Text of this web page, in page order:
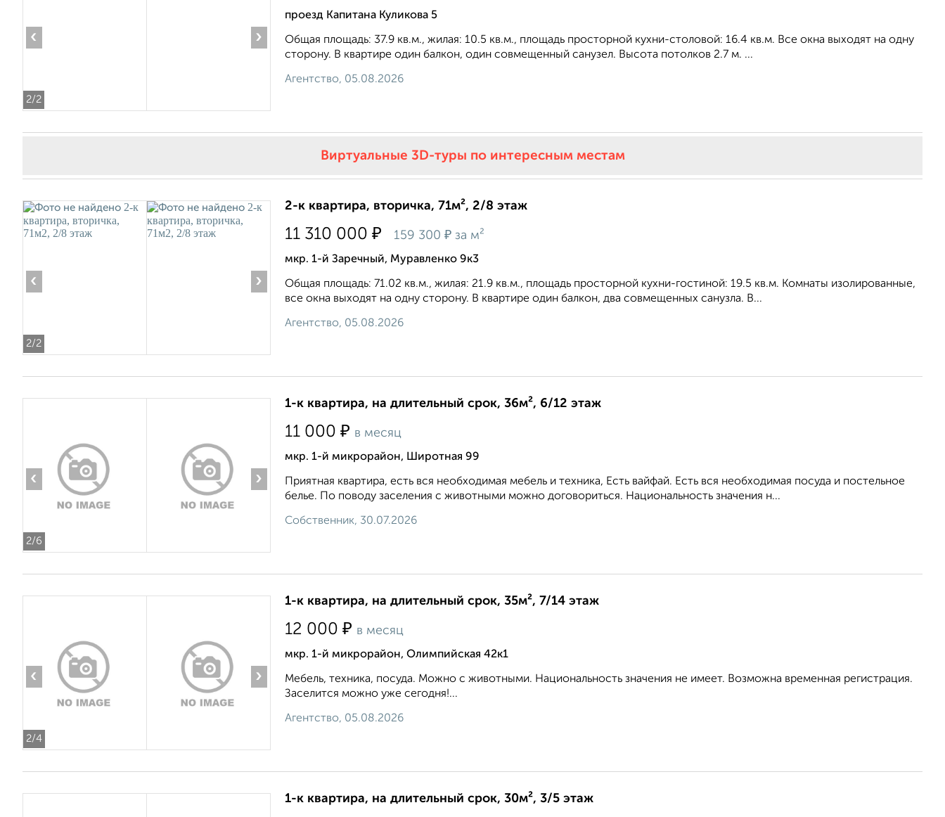
2/2
‹ ›
проезд Капитана Куликова 5
Общая площадь: 37.9 кв.м., жилая: 10.5 кв.м., площадь просторной кухни-столовой: 16.4 кв.м. Все окна выходят на одну
сторону. В квартире один балкон, один совмещенный санузел. Высота потолков 2.7 м. ...
Агентство, 05.08.2026
Виртуальные 3D-туры по интересным местам
2/2
‹ ›
2-к квартира, вторичка, 71м², 2/8 этаж
11 310 000 ₽ 159 300 ₽ за м²
мкр. 1-й Заречный, Муравленко 9к3
Общая площадь: 71.02 кв.м., жилая: 21.9 кв.м., площадь просторной кухни-гостиной: 19.5 кв.м. Комнаты изолированные,
все окна выходят на одну сторону. В квартире один балкон, два совмещенных санузла. В...
Агентство, 05.08.2026
2/6
‹ ›
1-к квартира, на длительный срок, 36м², 6/12 этаж
11 000 ₽ в месяц
мкр. 1-й микрорайон, Широтная 99
Приятная квартира, есть вся необходимая мебель и техника, Есть вайфай. Есть вся необходимая посуда и постельное
белье. По поводу заселения с животными можно договориться. Национальность значения н...
Собственник, 30.07.2026
2/4
‹ ›
1-к квартира, на длительный срок, 35м², 7/14 этаж
12 000 ₽ в месяц
мкр. 1-й микрорайон, Олимпийская 42к1
Мебель, техника, посуда. Можно с животными. Национальность значения не имеет. Возможна временная регистрация.
Заселится можно уже сегодня!...
Агентство, 05.08.2026
1-к квартира, на длительный срок, 30м², 3/5 этаж